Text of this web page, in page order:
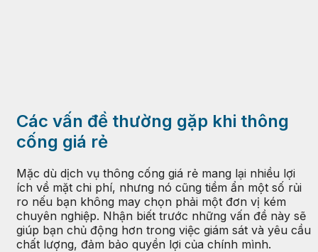
Các vấn đề thường gặp khi thông
cống giá rẻ
Mặc dù dịch vụ thông cống giá rẻ mang lại nhiều lợi
ích về mặt chi phí, nhưng nó cũng tiềm ẩn một số rủi
ro nếu bạn không may chọn phải một đơn vị kém
chuyên nghiệp. Nhận biết trước những vấn đề này sẽ
giúp bạn chủ động hơn trong việc giám sát và yêu cầu
chất lượng, đảm bảo quyền lợi của chính mình.